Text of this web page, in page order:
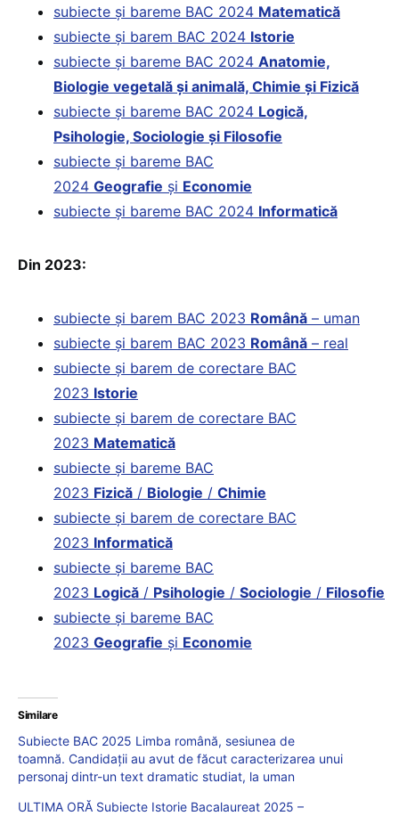
subiecte și bareme BAC 2024 Matematică
subiecte și barem BAC 2024 Istorie
subiecte și bareme BAC 2024 Anatomie,
Biologie vegetală și animală, Chimie și Fizică
subiecte și bareme BAC 2024 Logică,
Psihologie, Sociologie și Filosofie
subiecte și bareme BAC
2024 Geografie și Economie
subiecte și bareme BAC 2024 Informatică
Din 2023:
subiecte și barem BAC 2023 Română – uman
subiecte și barem BAC 2023 Română – real
subiecte și barem de corectare BAC
2023 Istorie
subiecte și barem de corectare BAC
2023 Matematică
subiecte și bareme BAC
2023 Fizică / Biologie / Chimie
subiecte și barem de corectare BAC
2023 Informatică
subiecte și bareme BAC
2023 Logică / Psihologie / Sociologie / Filosofie
subiecte și bareme BAC
2023 Geografie și Economie
Similare
Subiecte BAC 2025 Limba română, sesiunea de
toamnă. Candidații au avut de făcut caracterizarea unui
personaj dintr-un text dramatic studiat, la uman
ULTIMA ORĂ Subiecte Istorie Bacalaureat 2025 –